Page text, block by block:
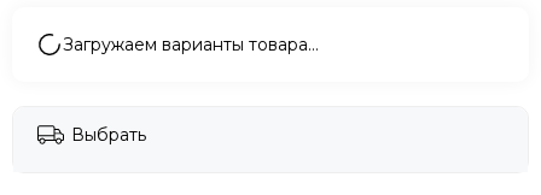
Valve
Whoop
ZTE
Загружаем варианты товара…
Выбрать